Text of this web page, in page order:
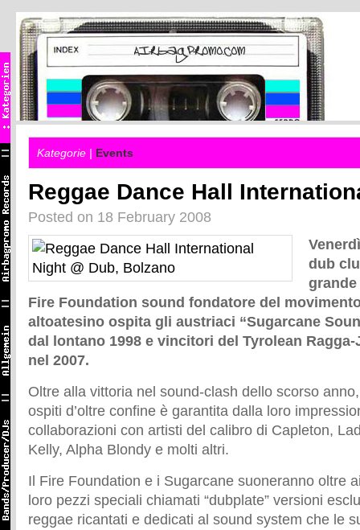
Kategorie | Events
Reggae Dance Hall
Posted on 18 February 2008
dub
grande
Fire Foundation sound fondatore del
altoatesino ospita gli austriaci “Sugarcane
dal lontano 1998 e vincitori del Tyrolean
nel 2007.
Oltre alla vittoria nel sound-clash dello scorso
ospiti d’oltre confine è garantita dalla loro
collaborazioni con artisti del calibro di Capleton,
Kelly, Alpha Blondy e molti altri.
Il Fire Foundation e i Sugarcane suoneranno oltre
loro pezzi speciali chiamati “dubplate” versioni
reggae ricantati e dedicati al sound system che le